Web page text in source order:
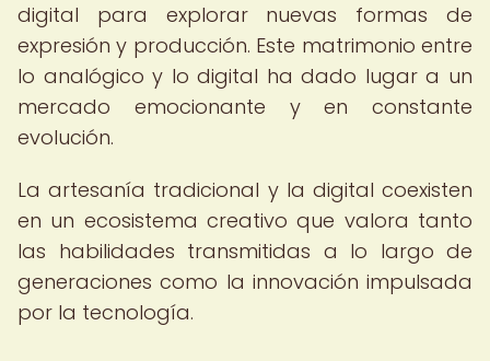
digital para explorar nuevas formas de
expresión y producción. Este matrimonio entre
lo analógico y lo digital ha dado lugar a un
mercado emocionante y en constante
evolución.
La artesanía tradicional y la digital coexisten
en un ecosistema creativo que valora tanto
las habilidades transmitidas a lo largo de
generaciones como la innovación impulsada
por la tecnología.